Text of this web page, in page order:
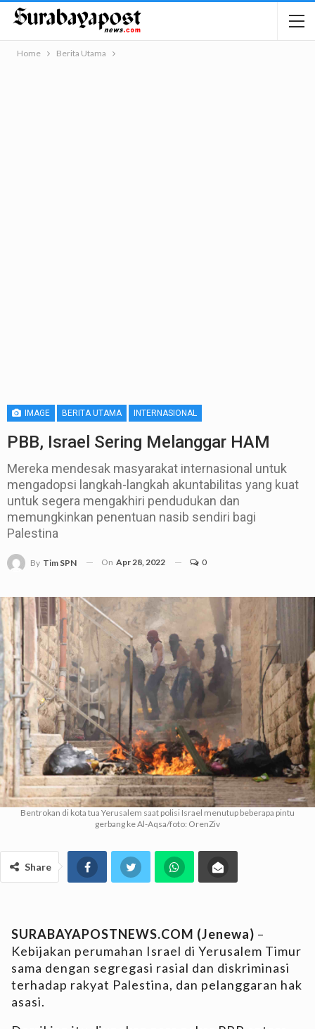
Home Berita Utama
IMAGE BERITA UTAMA INTERNASIONAL
PBB, Israel Sering Melanggar HAM
Mereka mendesak masyarakat internasional untuk
mengadopsi langkah-langkah akuntabilitas yang kuat
untuk segera mengakhiri pendudukan dan
memungkinkan penentuan nasib sendiri bagi
Palestina
By Tim SPN On Apr 28, 2022 0
Bentrokan di kota tua Yerusalem saat polisi Israel menutup beberapa pintu
gerbang ke Al-Aqsa/foto: OrenZiv
Share
SURABAYAPOSTNEWS.COM (Jenewa) –
Kebijakan perumahan Israel di Yerusalem Timur
sama dengan segregasi rasial dan diskriminasi
terhadap rakyat Palestina, dan pelanggaran hak
asasi.